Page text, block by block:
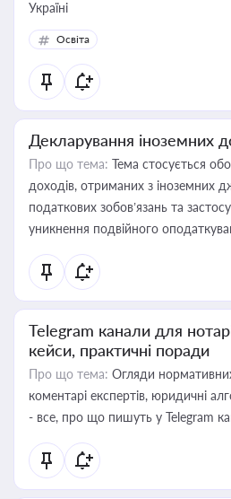
Україні
Освіта
Декларування іноземних
Про що тема: Тема стосується
доходів, отриманих з іноземних
податкових зобов’язань та
уникнення подвійного
Telegram канали для
кейси, практичні поради
Про що тема: Огляди
коментарі експертів, юридичні
- все, про що пишуть у Telegram